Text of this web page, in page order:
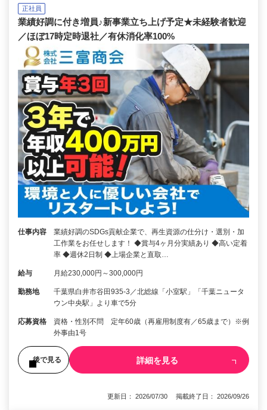
正社員
業績好調に付き増員♪新事業立ち上げ予定★未経験者歓迎
／ほぼ17時定時退社／有休消化率100%
仕事内容
業績好調のSDGs貢献企業で、再生資源の仕分け・選別・加
工作業をお任せします！ ◆賞与4ヶ月分実績あり ◆高い定着
率 ◆週休2日制 ◆上場企業と直取…
給与 月給230,000円～300,000円
勤務地
千葉県白井市谷田935-3／北総線「小室駅」「千葉ニュータ
ウン中央駅」より車で5分
応募資格
資格・性別不問 定年60歳（再雇用制度有／65歳まで）※例
外事由1号
後で見る 詳細を見る
更新日： 2026/07/30 掲載終了日： 2026/09/26